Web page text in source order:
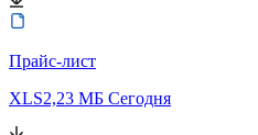
Прайс-лист
XLS2,23 МБ Сегодня